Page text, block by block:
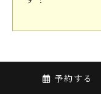
ネックレ
予約する